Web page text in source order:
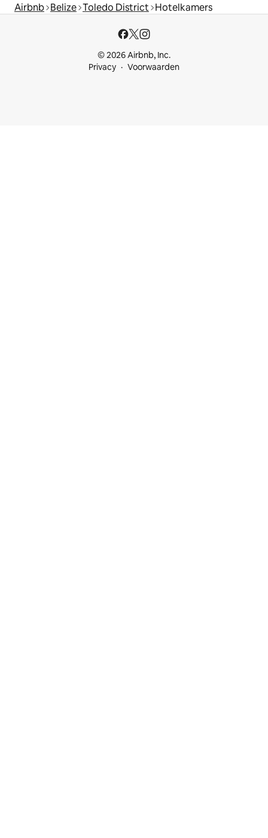
Airbnb Belize Toledo District Hotelkamers
© 2026 Airbnb, Inc.
Privacy
Voorwaarden